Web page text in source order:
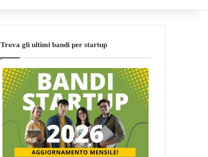
Trova gli ultimi bandi per startup